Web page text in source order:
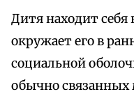
Дитя находит себя
окружает его в
социальной
обычно